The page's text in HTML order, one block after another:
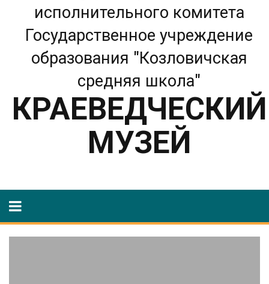
исполнительного комитета
Государственное учреждение
образования "Козловичская
средняя школа"
КРАЕВЕДЧЕСКИЙ
МУЗЕЙ